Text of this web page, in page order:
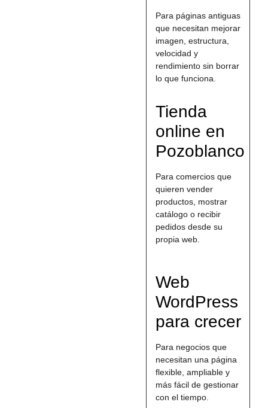
Para páginas antiguas
que necesitan mejorar
imagen, estructura,
velocidad y
rendimiento sin borrar
lo que funciona.
Tienda
online en
Pozoblanco
Para comercios que
quieren vender
productos, mostrar
catálogo o recibir
pedidos desde su
propia web.
Web
WordPress
para crecer
Para negocios que
necesitan una página
flexible, ampliable y
más fácil de gestionar
con el tiempo.